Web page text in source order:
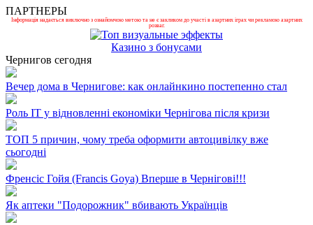
ПАРТНЕРЫ
Інформація надається виключно з ознайомчою метою та не є закликом до участі в азартних іграх чи рекламою азартних
розваг.
Казино з бонусами
Чернигов сегодня
Вечер дома в Чернигове: как онлайнкино постепенно стал
Роль ІТ у відновленні економіки Чернігова після кризи
ТОП 5 причин, чому треба оформити автоцивілку вже
сьогодні
Френсіс Гойя (Francis Goya) Вперше в Чернігові!!!
Як аптеки "Подорожник" вбивають Українців